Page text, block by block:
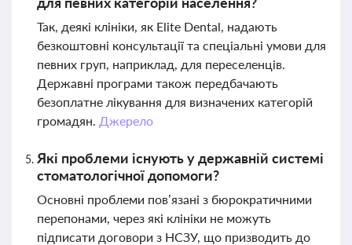
Так, деякі клініки, як Elite Dental, надають
безкоштовні консультації та спеціальні умови для
певних груп, наприклад, для переселенців.
Державні програми також передбачають
безоплатне лікування для визначених категорій
громадян. Джерело
Які проблеми існують у державній системі
стоматологічної допомоги?
Основні проблеми пов’язані з бюрократичними
перепонами, через які клініки не можуть
підписати договори з НСЗУ, що призводить до